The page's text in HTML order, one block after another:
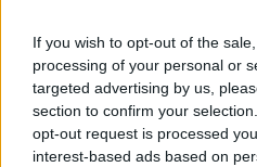
If you wish to opt-out of the
processing of your personal or
targeted advertising by us,
section to confirm your
opt-out request is processed
interest-based ads based on